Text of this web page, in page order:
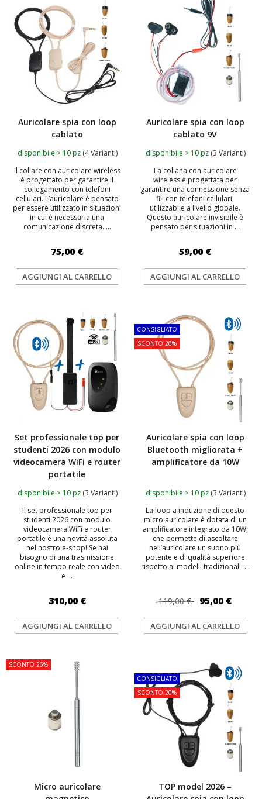
Auricolare spia con loop
cablato
disponibile > 10 pz (4 Varianti)
Il collare con auricolare wireless
è progettato per garantire il
collegamento con telefoni
cellulari. L’auricolare è pensato
per essere utilizzato in situazioni
in cui è necessaria una
comunicazione discreta. ...
75,00 €
AGGIUNGI AL CARRELLO
Auricolare spia con loop
cablato 9V
disponibile > 10 pz (3 Varianti)
La collana con auricolare
wireless è progettata per
garantire una connessione senza
fili con telefoni cellulari,
utilizzabile a livello globale.
Questo auricolare invisibile è
pensato per situazioni in ...
59,00 €
AGGIUNGI AL CARRELLO
Set professionale top per
studenti 2026 con modulo
videocamera WiFi e router
portatile
disponibile > 10 pz (3 Varianti)
Il set professionale top per
studenti 2026 con modulo
videocamera WiFi e router
portatile è una novità assoluta
nel nostro e-shop! Se hai
bisogno di una trasmissione
online in tempo reale con video
e ...
310,00 €
AGGIUNGI AL CARRELLO
CONSIGLIATO
SCONTO 20%
Auricolare spia con loop
Bluetooth migliorata +
amplificatore da 10W
disponibile > 10 pz (3 Varianti)
La loop a induzione di questo
micro auricolare è dotata di un
amplificatore integrato da 10W,
che permette di ascoltare
nell’auricolare un suono più
potente e di qualità superiore
rispetto ai modelli tradizionali. ...
119,00 € 95,00 €
AGGIUNGI AL CARRELLO
SCONTO 26%
Micro auricolare
CONSIGLIATO
SCONTO 20%
TOP model 2026 –